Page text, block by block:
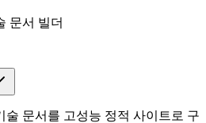
문서 빌더
술 문서를 고성능 정적 사이트로 구